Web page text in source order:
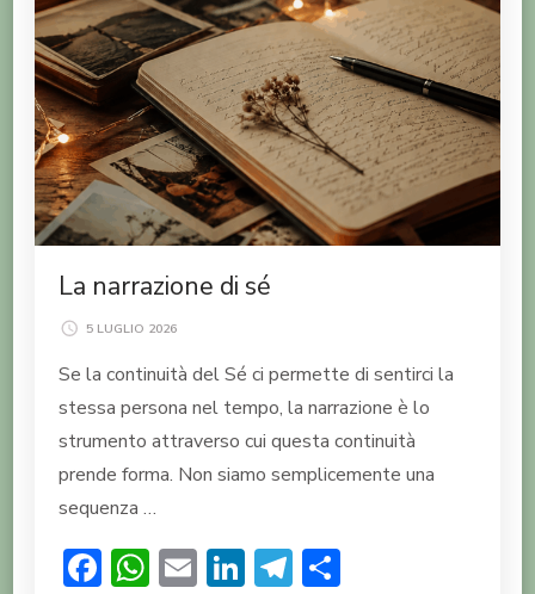
La narrazione di sé
5 LUGLIO 2026
Se la continuità del Sé ci permette di sentirci la
stessa persona nel tempo, la narrazione è lo
strumento attraverso cui questa continuità
prende forma. Non siamo semplicemente una
sequenza …
Facebook
WhatsApp
EmailLinkedIn
Telegram